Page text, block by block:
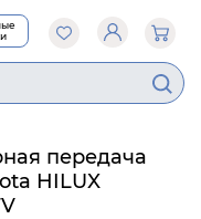
передача
HILUX